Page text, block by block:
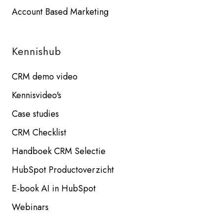
Account Based Marketing
Kennishub
CRM demo video
Kennisvideo's
Case studies
CRM Checklist
Handboek CRM Selectie
HubSpot Productoverzicht
E-book AI in HubSpot
Webinars